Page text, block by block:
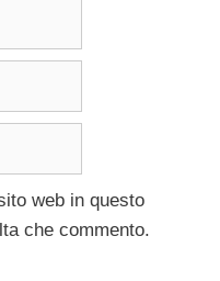
web in questo
che commento.